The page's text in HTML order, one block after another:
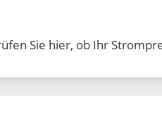
Sie hier, ob Ihr